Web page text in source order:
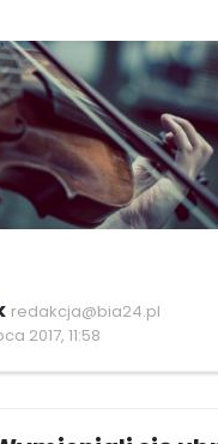
redakcja@bia24.pl
2017, 11:58